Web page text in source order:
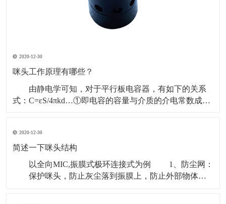
2020-12-30
咪头工作原理有哪些？
由静电学可知，对于平行板电容器，有如下的关系
式：C=εS/4πkd…①即电容的容量与介质的介电常数成正
么电容器两个极板要形成一定的电压，有如下关系式：
C=Q/V ……② 对于一个驻极体咪头，内
2020-12-30
简述一下咪头结构
以全向MIC,振膜式极环连接式为例 1、防尘网：
保护咪头，防止灰尘落到振膜上，防止外部物体刺